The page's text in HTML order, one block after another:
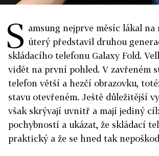
S amsung nejprve měsíc lákal na
úterý představil druhou
skládacího telefonu Galaxy Fold.
vidět na první pohled. V zavřeném
telefon větší a hezčí obrazovku,
stavu otevřeném. Ještě důležitější
však skrývají uvnitř a mají jediný
pochybností a ukázat, že skládací
praktický a že se hned tak